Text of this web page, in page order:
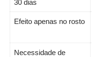
30 dias
Efeito apenas no rosto
Necessidade de